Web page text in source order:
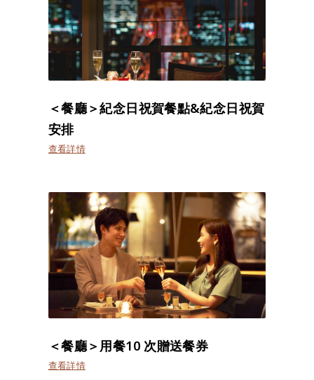
＜餐廳＞紀念日祝賀餐點&紀念日祝賀
安排
查看詳情
＜餐廳＞用餐10 次贈送餐券
查看詳情